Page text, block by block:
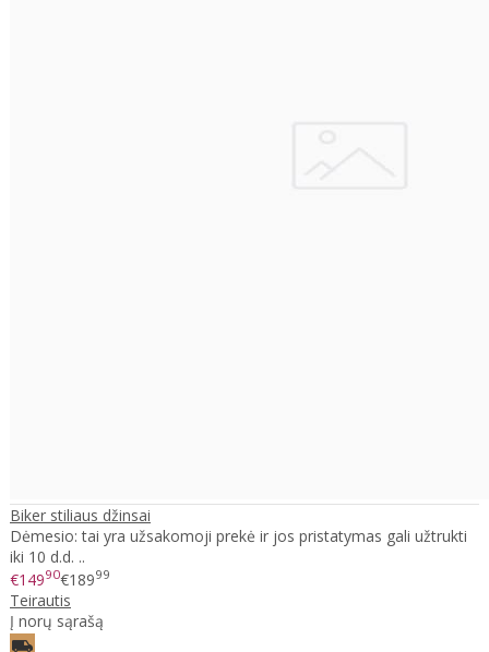
Biker stiliaus džinsai
Dėmesio: tai yra užsakomoji prekė ir jos pristatymas gali užtrukti
iki 10 d.d. ..
€14990€18999
Teirautis
Į norų sąrašą